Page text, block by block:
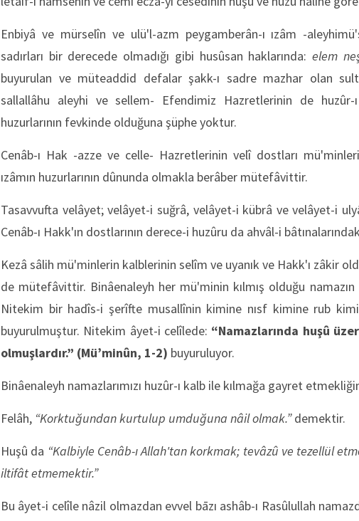
Enbiyâ ve mürselîn ve ulü'l-azm peygamberân-ı ızâm -
sadırları bir derecede olmadığı gibi husûsan haklarında: elem
buyurulan ve müteaddid defalar şakk-ı sadre mazhar olan
sallallâhu aleyhi ve sellem- Efendimiz Hazretlerinin de huzûr-ı
huzurlarının fevkinde olduğuna şüphe yoktur.
Cenâb-ı Hak -azze ve celle- Hazretlerinin velî dostları
ızâmın huzurlarının dûnunda olmakla berâber mütefâvittir.
Tasavvufta velâyet; velâyet-i suğrâ, velâyet-i kübrâ ve velâyet-i
Cenâb-ı Hakk'ın dostlarının derece-i huzûru da ahvâl-i
Kezâ sâlih mü'minlerin kalblerinin selîm ve uyanık ve Hakk'ı zâkir
de mütefâvittir. Binâenaleyh her mü'minin kılmış olduğu
Nitekim bir hadîs-i şerîfte musallînin kimine nısf kimine rub
buyurulmuştur. Nitekim âyet-i celîlede: “Namazlarında huşû
olmuşlardır.” (Mü’minûn, 1-2) buyuruluyor.
Binâenaleyh namazlarımızı huzûr-ı kalb ile kılmağa gayret
Felâh, “Korktuğundan kurtulup umduğuna nâil olmak.”demektir.
Huşû da “Kalbiyle Cenâb-ı Allah'tan korkmak; tevâzû ve tezellül
iltifât etmemektir.”
Bu âyet-i celîle nâzil olmazdan evvel bāzı ashâb-ı Rasûlullah